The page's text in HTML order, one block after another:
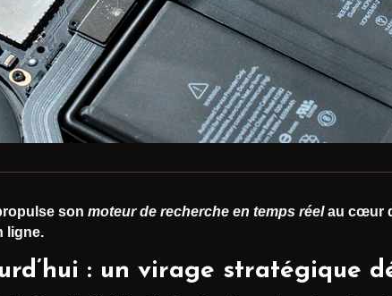
son moteur de recherche en temps réelau cœur
ligne.
: un virage stratégique